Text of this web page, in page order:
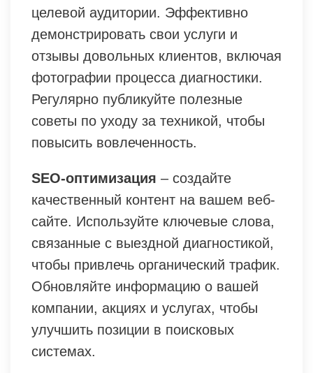
целевой аудитории. Эффективно
демонстрировать свои услуги и
отзывы довольных клиентов, включая
фотографии процесса диагностики.
Регулярно публикуйте полезные
советы по уходу за техникой, чтобы
повысить вовлеченность.
SEO-оптимизация – создайте
качественный контент на вашем веб-
сайте. Используйте ключевые слова,
связанные с выездной диагностикой,
чтобы привлечь органический трафик.
Обновляйте информацию о вашей
компании, акциях и услугах, чтобы
улучшить позиции в поисковых
системах.